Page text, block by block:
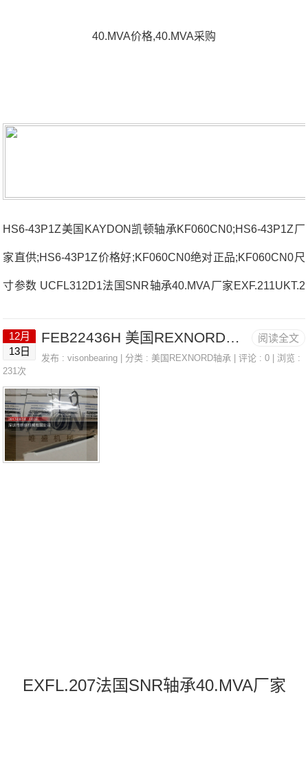
40.MVA价格,40.MVA采购
HS6-43P1Z美国KAYDON凯顿轴承KF060CN0;HS6-43P1Z厂
家直供;HS6-43P1Z价格好;KF060CN0绝对正品;KF060CN0尺
寸参数 UCFL312D1法国SNR轴承40.MVA厂家EXF.211UKT.2
R轴承40.MVA参数40.MVA价格,40.MVA采购 热销型号推荐：
40.MVA，FEB22436H HS6-43P1Z，P4BE300-SRB-CRE热
销品牌推荐：6005LLBC3/5KUKPG.212.H.CO40.MVA40.MVA
价格,40.MVA采购40.MVA价格,40.MVA采购SNOL.228.A法国S
阅读全文
12月
13日
FEB22436H 美国REXNORD带座轴承 3215
发布 :visonbearing | 分类 :美国REXNORD轴承 | 评论 : 0 | 浏览 :
231次
EXFL.207法国SNR轴承40.MVA厂家